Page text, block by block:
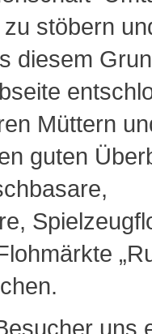
stöbern
diesem
Müttern
guten
uns